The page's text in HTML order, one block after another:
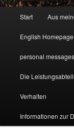
Start Aus
English Homepage
personal messages
Die
Verhalten
Informationen zur